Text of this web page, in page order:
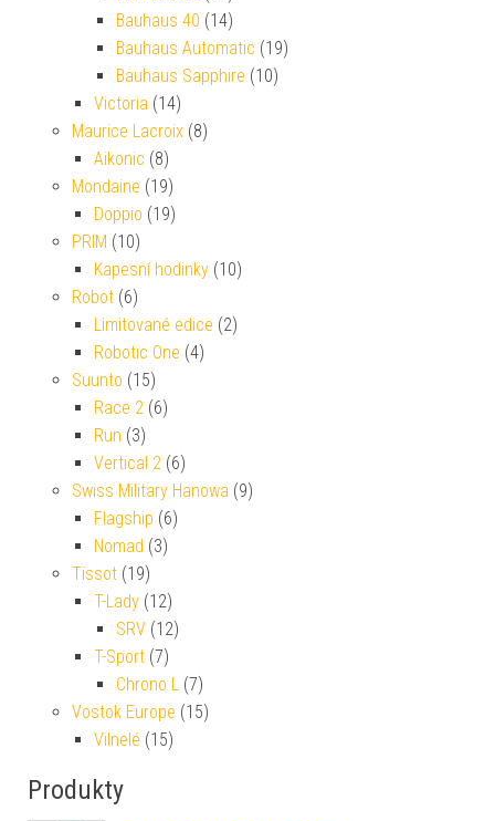
Bauhaus 40 (14)
Bauhaus Automatic (19)
Bauhaus Sapphire (10)
Victoria (14)
Maurice Lacroix (8)
Aikonic (8)
Mondaine (19)
Doppio (19)
PRIM (10)
Kapesní hodinky (10)
Robot (6)
Limitované edice (2)
Robotic One (4)
Suunto (15)
Race 2 (6)
Run (3)
Vertical 2 (6)
Swiss Military Hanowa (9)
Flagship (6)
Nomad (3)
Tissot (19)
T-Lady (12)
SRV (12)
T-Sport (7)
Chrono L (7)
Vostok Europe (15)
Vilnelé (15)
Produkty